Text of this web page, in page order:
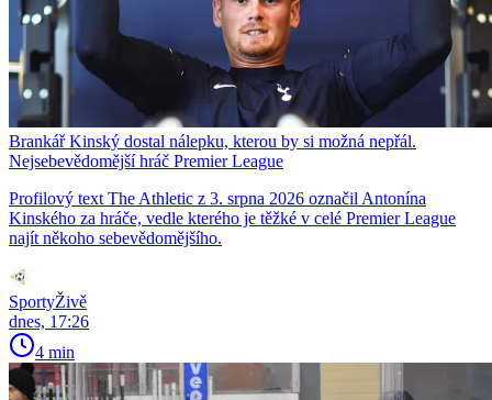
Brankář Kinský dostal nálepku, kterou by si možná nepřál.
Nejsebevědomější hráč Premier League
Profilový text The Athletic z 3. srpna 2026 označil Antonína
Kinského za hráče, vedle kterého je těžké v celé Premier League
najít někoho sebevědomějšího.
SportyŽivě
dnes, 17:26
4 min